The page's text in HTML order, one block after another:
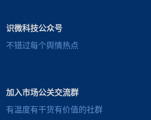
识微科技公众号
不错过每个舆情热点
加入市场公关交流群
有温度有干货有价值的社群